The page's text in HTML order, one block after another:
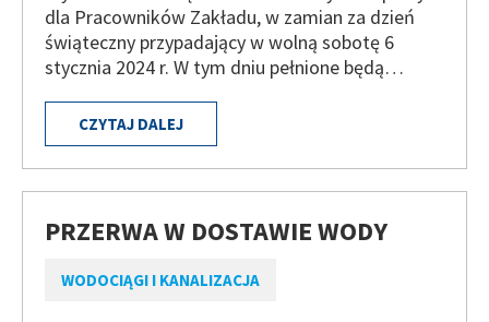
dla Pracowników Zakładu, w zamian za dzień
świąteczny przypadający w wolną sobotę 6
stycznia 2024 r. W tym dniu pełnione będą…
CZYTAJ DALEJ
PRZERWA W DOSTAWIE WODY
WODOCIĄGI I KANALIZACJA